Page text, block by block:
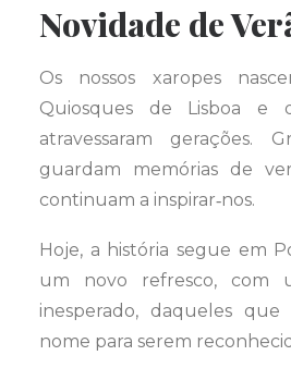
Novidade de
Os nossos xaropes
Quiosques de Lisboa e
atravessaram gerações.
guardam memórias de
continuam a inspirar‑nos.
Hoje, a história segue em
um novo refresco, com
inesperado, daqueles
nome para serem